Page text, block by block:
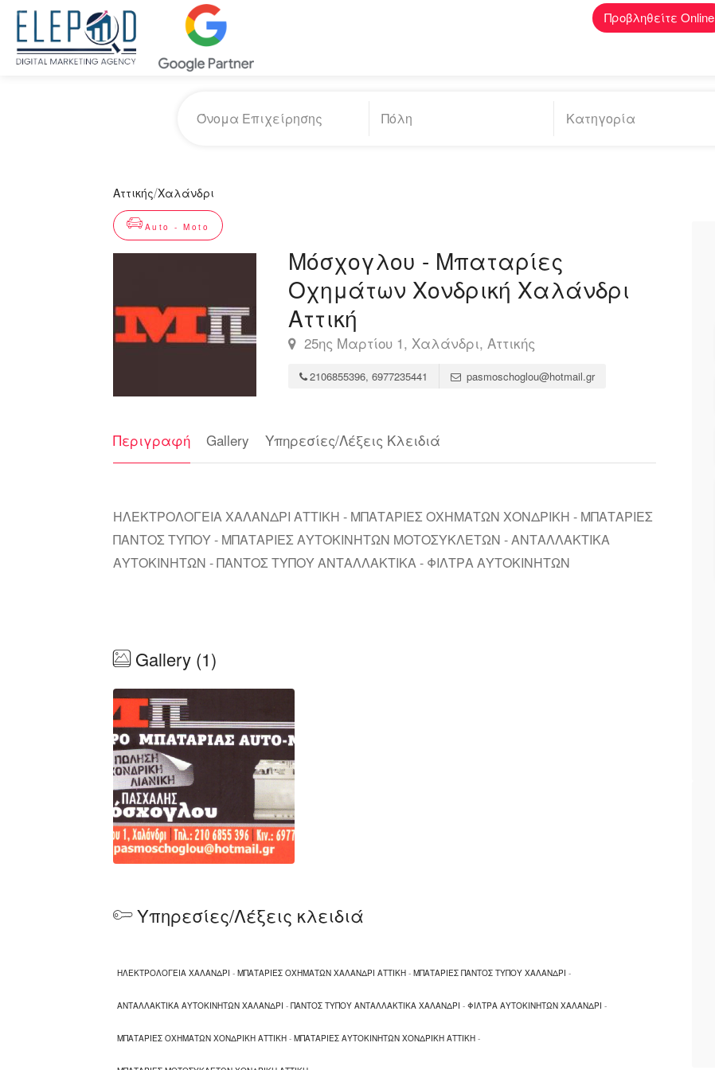
Προβληθείτε Online
Αττικής/Χαλάνδρι
Auto - Moto
Μόσχογλου - Μπαταρίες
Οχημάτων Χονδρική Χαλάνδρι
Αττική
25ης Μαρτίου 1, Χαλάνδρι, Αττικής
2106855396, 6977235441 pasmoschoglou@hotmail.gr
Περιγραφή Gallery Υπηρεσίες/Λέξεις Κλειδιά
ΗΛΕΚΤΡΟΛΟΓΕΙΑ ΧΑΛΑΝΔΡΙ ΑΤΤΙΚΗ - ΜΠΑΤΑΡΙΕΣ ΟΧΗΜΑΤΩΝ ΧΟΝΔΡΙΚΗ - ΜΠΑΤΑΡΙΕΣ
ΠΑΝΤΟΣ ΤΥΠΟΥ - ΜΠΑΤΑΡΙΕΣ ΑΥΤΟΚΙΝΗΤΩΝ ΜΟΤΟΣΥΚΛΕΤΩΝ - ΑΝΤΑΛΛΑΚΤΙΚΑ
ΑΥΤΟΚΙΝΗΤΩΝ - ΠΑΝΤΟΣ ΤΥΠΟΥ ΑΝΤΑΛΛΑΚΤΙΚΑ - ΦΙΛΤΡΑ ΑΥΤΟΚΙΝΗΤΩΝ
Gallery (1)
Υπηρεσίες/Λέξεις κλειδιά
ΗΛΕΚΤΡΟΛΟΓΕΙΑ ΧΑΛΑΝΔΡΙ - ΜΠΑΤΑΡΙΕΣ ΟΧΗΜΑΤΩΝ ΧΑΛΑΝΔΡΙ ΑΤΤΙΚΗ - ΜΠΑΤΑΡΙΕΣ ΠΑΝΤΟΣ ΤΥΠΟΥ ΧΑΛΑΝΔΡΙ -
ΑΝΤΑΛΛΑΚΤΙΚΑ ΑΥΤΟΚΙΝΗΤΩΝ ΧΑΛΑΝΔΡΙ - ΠΑΝΤΟΣ ΤΥΠΟΥ ΑΝΤΑΛΛΑΚΤΙΚΑ ΧΑΛΑΝΔΡΙ - ΦΙΛΤΡΑ ΑΥΤΟΚΙΝΗΤΩΝ ΧΑΛΑΝΔΡΙ -
ΜΠΑΤΑΡΙΕΣ ΟΧΗΜΑΤΩΝ ΧΟΝΔΡΙΚΗ ΑΤΤΙΚΗ - ΜΠΑΤΑΡΙΕΣ ΑΥΤΟΚΙΝΗΤΩΝ ΧΟΝΔΡΙΚΗ ΑΤΤΙΚΗ -